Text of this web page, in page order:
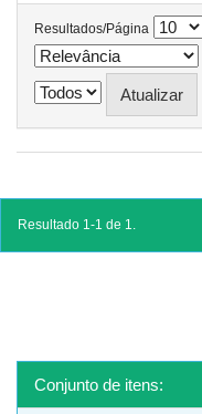
Resultados/Página
Resultado 1-1 de 1.
Conjunto de itens: